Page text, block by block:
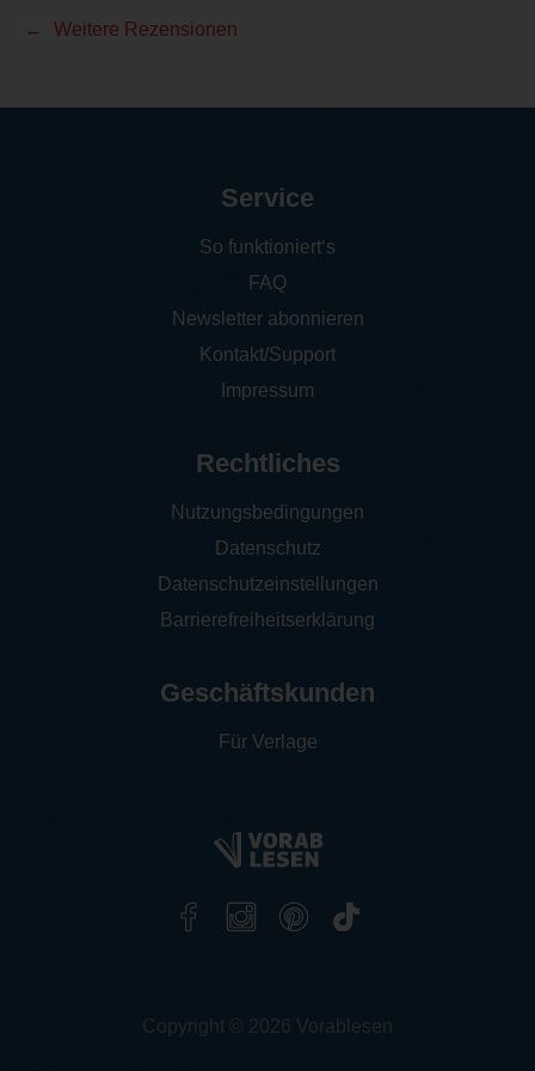
Weitere Rezensionen
Service
So funktioniert‘s
FAQ
Newsletter abonnieren
Kontakt/Support
Impressum
Rechtliches
Nutzungsbedingungen
Datenschutz
Datenschutzeinstellungen
Barrierefreiheitserklärung
Geschäftskunden
Für Verlage
Copyright © 2026 Vorablesen